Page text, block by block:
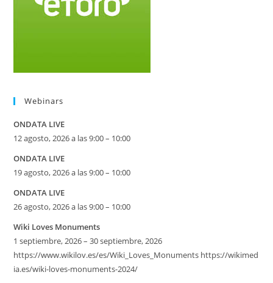
Webinars
ONDATA LIVE
12 agosto, 2026 a las 9:00 – 10:00
ONDATA LIVE
19 agosto, 2026 a las 9:00 – 10:00
ONDATA LIVE
26 agosto, 2026 a las 9:00 – 10:00
Wiki Loves Monuments
1 septiembre, 2026 – 30 septiembre, 2026
https://www.wikilov.es/es/Wiki_Loves_Monuments https://wikimed
ia.es/wiki-loves-monuments-2024/